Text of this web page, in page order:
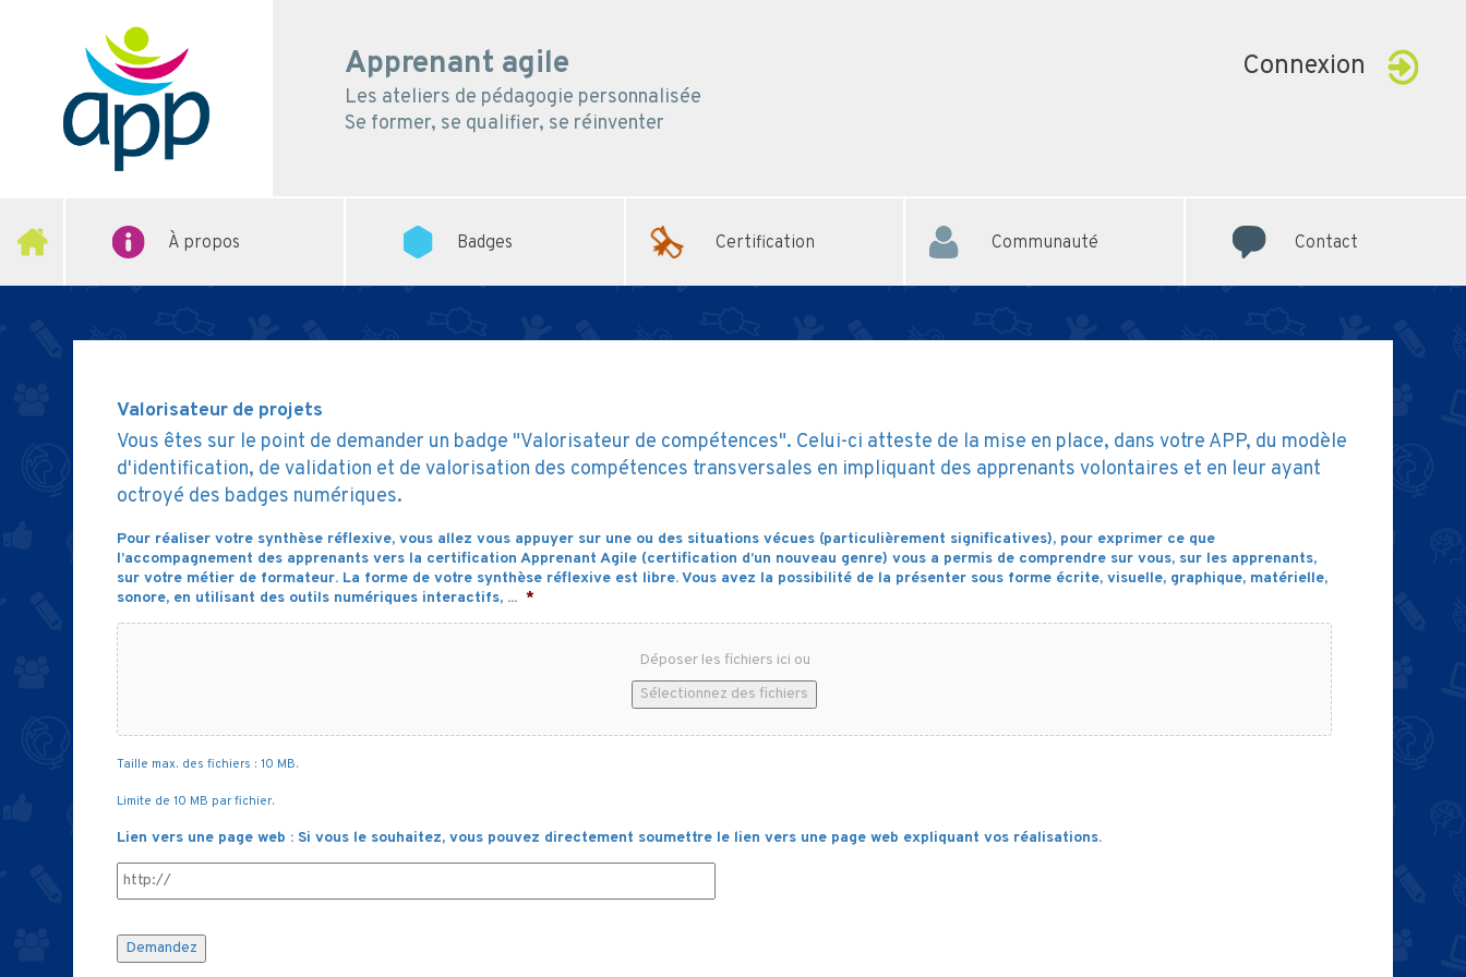
Apprenant agile Connexion
Les ateliers de pédagogie personnalisée
Se former, se qualifier, se réinventer
Valorisateur de projets
Vous êtes sur le point de demander un badge "Valorisateur de compétences". Celui-ci atteste de la mise en place, dans votre APP, du modèle
d'identification, de validation et de valorisation des compétences transversales en impliquant des apprenants volontaires et en leur ayant
octroyé des badges numériques.
Pour réaliser votre synthèse réflexive, vous allez vous appuyer sur une ou des situations vécues (particulièrement significatives), pour exprimer ce que
l’accompagnement des apprenants vers la certification Apprenant Agile (certification d’un nouveau genre) vous a permis de comprendre sur vous, sur les apprenants,
sur votre métier de formateur. La forme de votre synthèse réflexive est libre. Vous avez la possibilité de la présenter sous forme écrite, visuelle, graphique, matérielle,
sonore, en utilisant des outils numériques interactifs, ... *
Déposer les fichiers ici ou
Sélectionnez des fichiers
Taille max. des fichiers : 10 MB.
Limite de 10 MB par fichier.
Lien vers une page web : Si vous le souhaitez, vous pouvez directement soumettre le lien vers une page web expliquant vos réalisations.